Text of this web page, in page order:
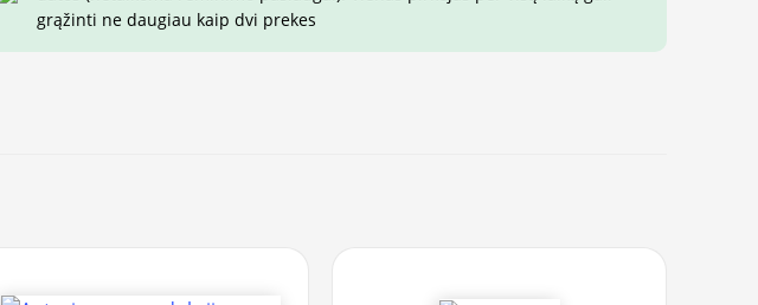
grąžinti ne daugiau kaip dvi prekes